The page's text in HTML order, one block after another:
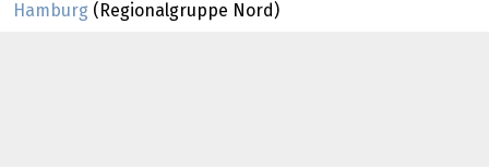
Hamburg (Regionalgruppe Nord)